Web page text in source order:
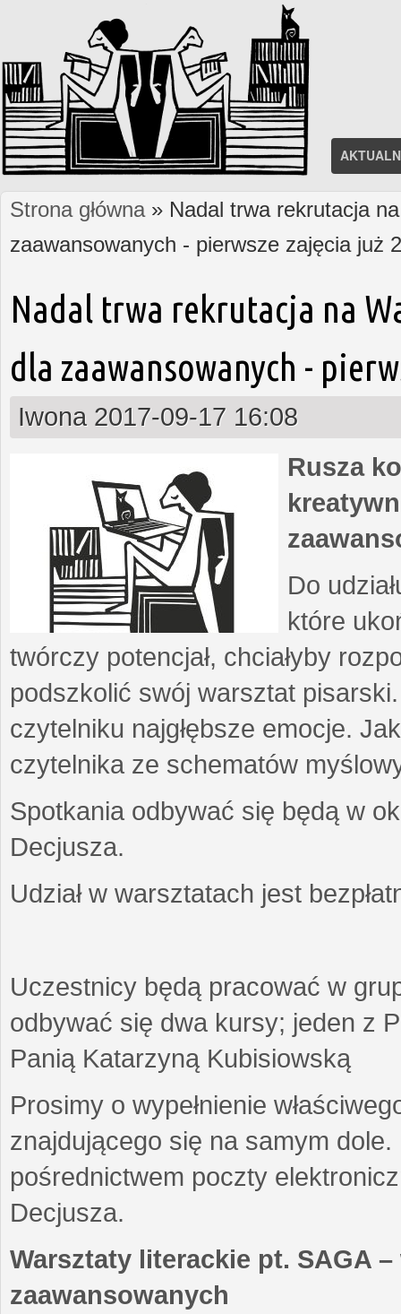
Jesteś tutaj
Strona główna» Nadal trwa rekrutacja
zaawansowanych - pierwsze zajęcia już
Nadal trwa rekrutacja na
dla zaawansowanych -
Iwona 2017-09-17 16:08
Rusza
Do
które
twórczy potencjał, chciałyby
podszkolić swój warsztat
czytelniku najgłębsze emocje.
czytelnika ze schematów
Spotkania odbywać się będą w
Decjusza.
Udział w warsztatach jest
Uczestnicy będą pracować w
odbywać się dwa kursy; jeden z
Panią Katarzyną Kubisiowską
Prosimy o wypełnienie
znajdującego się na samym
pośrednictwem poczty
Decjusza.
Warsztaty literackie pt. SAGA
zaawansowanych